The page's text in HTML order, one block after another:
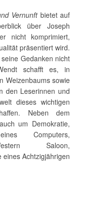
Vernunftbietet auf
über Joseph
nicht komprimiert,
präsentiert wird.
Gedanken nicht
schafft es, in
Weizenbaums sowie
den Leserinnen und
dieses wichtigen
Neben dem
um Demokratie,
Computers,
Saloon,
eines Achtzigjährigen